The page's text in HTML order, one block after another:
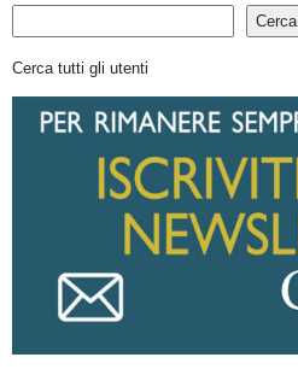
Cerca
Cerca tutti gli utenti